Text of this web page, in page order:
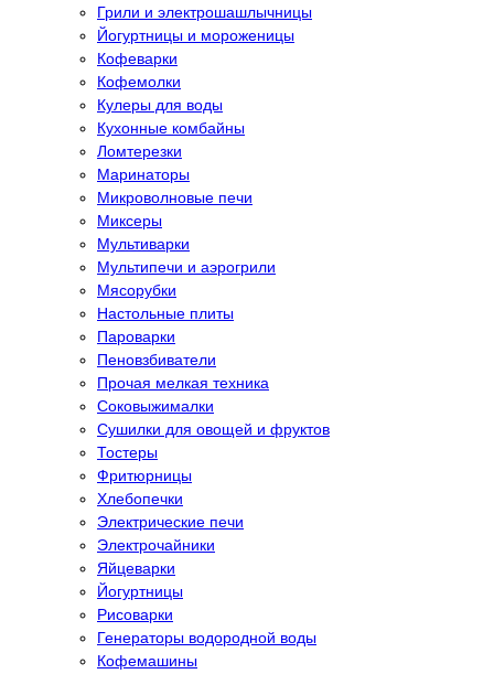
Грили и электрошашлычницы
Йогуртницы и мороженицы
Кофеварки
Кофемолки
Кулеры для воды
Кухонные комбайны
Ломтерезки
Маринаторы
Микроволновые печи
Миксеры
Мультиварки
Мультипечи и аэрогрили
Мясорубки
Настольные плиты
Пароварки
Пеновзбиватели
Прочая мелкая техника
Соковыжималки
Сушилки для овощей и фруктов
Тостеры
Фритюрницы
Хлебопечки
Электрические печи
Электрочайники
Яйцеварки
Йогуртницы
Рисоварки
Генераторы водородной воды
Кофемашины